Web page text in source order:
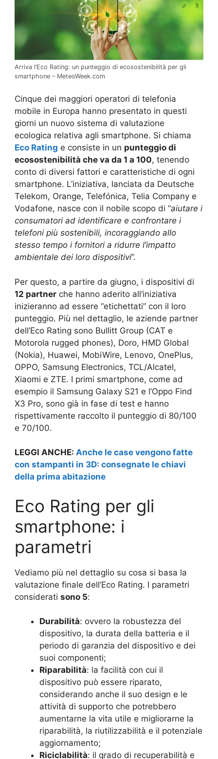
Arriva l’Eco Rating: un punteggio di ecosostenibilità per gli
smartphone – MeteoWeek.com
Cinque dei maggiori operatori di telefonia
mobile in Europa hanno presentato in questi
giorni un nuovo sistema di valutazione
ecologica relativa agli smartphone. Si chiama
Eco Rating e consiste in un punteggio di
ecosostenibilità che va da 1 a 100, tenendo
conto di diversi fattori e caratteristiche di ogni
smartphone. L’iniziativa, lanciata da Deutsche
Telekom, Orange, Telefónica, Telia Company e
Vodafone, nasce con il nobile scopo di “aiutare i
consumatori ad identificare e confrontare i
telefoni più sostenibili, incoraggiando allo
stesso tempo i fornitori a ridurre l’impatto
ambientale dei loro dispositivi”.
Per questo, a partire da giugno, i dispositivi di
12 partner che hanno aderito all’iniziativa
inizieranno ad essere “etichettati” con il loro
punteggio. Più nel dettaglio, le aziende partner
dell’Eco Rating sono Bullitt Group (CAT e
Motorola rugged phones), Doro, HMD Global
(Nokia), Huawei, MobiWire, Lenovo, OnePlus,
OPPO, Samsung Electronics, TCL/Alcatel,
Xiaomi e ZTE. I primi smartphone, come ad
esempio il Samsung Galaxy S21 e l’Oppo Find
X3 Pro, sono già in fase di test e hanno
rispettivamente raccolto il punteggio di 80/100
e 70/100.
LEGGI ANCHE: Anche le case vengono fatte
con stampanti in 3D: consegnate le chiavi
della prima abitazione
Eco Rating per gli
smartphone: i
parametri
Vediamo più nel dettaglio su cosa si basa la
valutazione finale dell’Eco Rating. I parametri
considerati sono 5:
Durabilità: ovvero la robustezza del
dispositivo, la durata della batteria e il
periodo di garanzia del dispositivo e dei
suoi componenti;
Riparabilità: la facilità con cui il
dispositivo può essere riparato,
considerando anche il suo design e le
attività di supporto che potrebbero
aumentarne la vita utile e migliorarne la
riparabilità, la riutilizzabilità e il potenziale
aggiornamento;
Riciclabilità: il grado di recuperabilità e